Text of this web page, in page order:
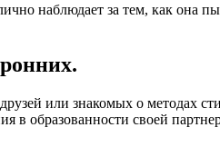
наблюдает за тем, как она
или знакомых о методах
в образованности своей